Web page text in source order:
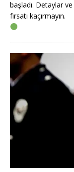
başladı. Detaylar
fırsatı kaçırmayın.